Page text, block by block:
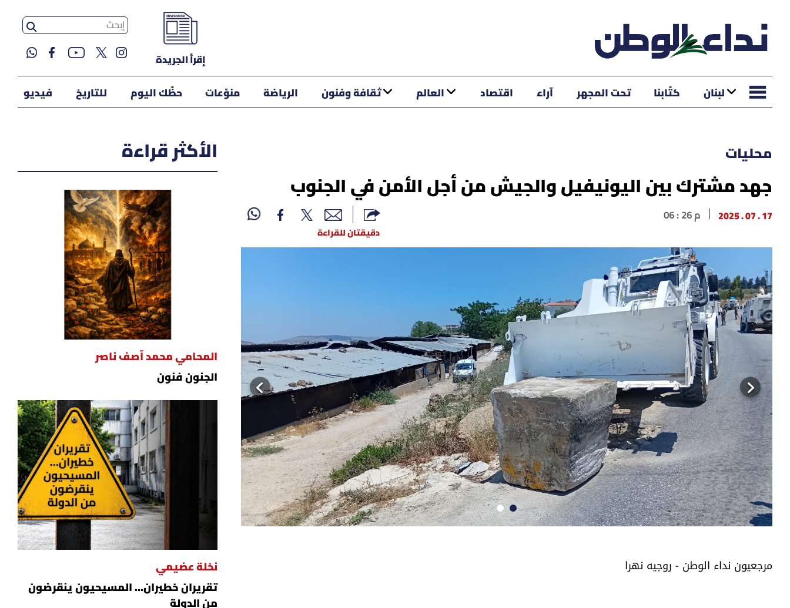
إقرأ الجريدة
لبنان كتّابنا تحت المجهر آراء اقتصاد العالم ثقافة وفنون الرياضة منوّعات حظّك اليوم للتاريخ فيديو
محليات
جهد مشترك بين اليونيفيل والجيش من أجل الأمن في الجنوب
17 . 07 . 2025 06 : 26 م
دقيقتان للقراءة
مرجعيون نداء الوطن - روجيه نهرا
الأكثر قراءة
المحامي محمد آصف ناصر
الجنون فنون
نخلة عضيمي
تقريران خطيران… المسيحيون ينقرضون
من الدولة